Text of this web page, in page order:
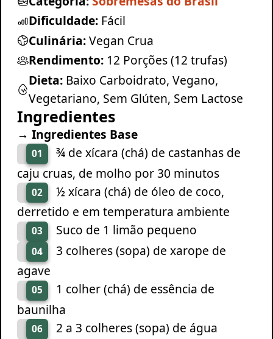
Dificuldade: Fácil
Culinária:Vegan Crua
Rendimento: 12 Porções (12 trufas)
Dieta: Baixo Carboidrato, Vegano,
Vegetariano, Sem Glúten, Sem Lactose
Ingredientes
→ Ingredientes Base
01
¾ de xícara (chá) de castanhas de
caju cruas, de molho por 30 minutos
02
½ xícara (chá) de óleo de coco,
derretido e em temperatura ambiente
03 Suco de 1 limão pequeno
04
3 colheres (sopa) de xarope de
agave
05
1 colher (chá) de essência de
baunilha
06
2 a 3 colheres (sopa) de água